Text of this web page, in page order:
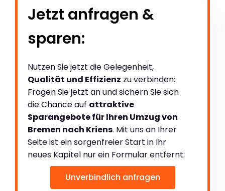
Jetzt anfragen &
sparen:
Nutzen Sie jetzt die Gelegenheit,
Qualität und Effizienz zu verbinden:
Fragen Sie jetzt an und sichern Sie sich
die Chance auf attraktive
Sparangebote für Ihren Umzug von
Bremen nach Kriens. Mit uns an Ihrer
Seite ist ein sorgenfreier Start in Ihr
neues Kapitel nur ein Formular entfernt:
Unverbindlich anfragen